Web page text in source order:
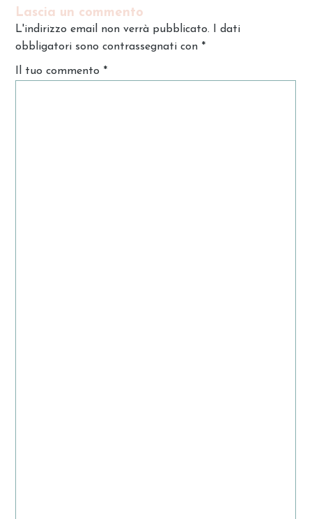
Lascia un commento
L'indirizzo email non verrà pubblicato. I dati
obbligatori sono contrassegnati con *
Il tuo commento *